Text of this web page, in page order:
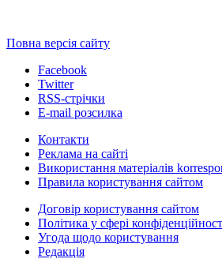
Повна версія сайту
Facebook
Twitter
RSS-стрічки
E-mail розсилка
Контакти
Реклама на сайті
Використання матеріалів
Правила користування сайтом
Договір користування сайтом
Політика у сфері
Угода щодо користування
Редакція